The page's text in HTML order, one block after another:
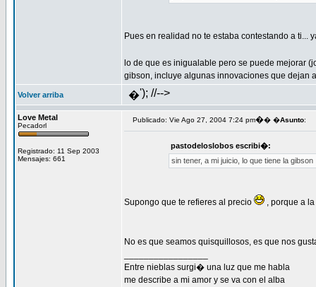
Pues en realidad no te estaba contestando a
lo de que es inigualable pero se puede mejorar
gibson, incluye algunas innovaciones que dejan
Volver arriba �'); //-->
Love Metal
Pecadorl
Registrado: 11 Sep 2003
Mensajes: 661
Publicado: Vie Ago 27, 2004 7:24 pm�� �Asunto:
pastodeloslobos escribi�:
sin tener, a mi juicio, lo que tiene la gibson
Supongo que te refieres al precio , porque a
No es que seamos quisquillosos, es que nos
Entre nieblas surgi� una luz que me habla
me describe a mi amor y se va con el alba